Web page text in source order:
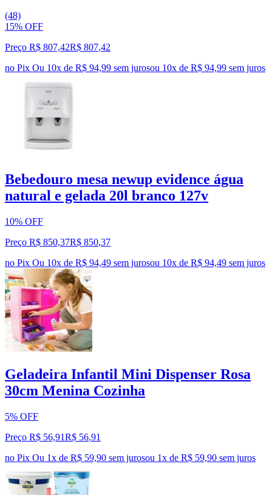
(48)
15% OFF
Preço R$ 807,42R$ 807,42
no Pix Ou 10x de R$ 94,99 sem jurosou 10x de R$ 94,99 sem juros
Bebedouro mesa newup evidence água
natural e gelada 20l branco 127v
10% OFF
Preço R$ 850,37R$ 850,37
no Pix Ou 10x de R$ 94,49 sem jurosou 10x de R$ 94,49 sem juros
Geladeira Infantil Mini Dispenser Rosa
30cm Menina Cozinha
5% OFF
Preço R$ 56,91R$ 56,91
no Pix Ou 1x de R$ 59,90 sem jurosou 1x de R$ 59,90 sem juros